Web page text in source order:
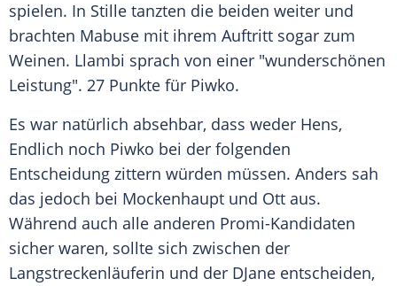
spielen. In Stille tanzten die beiden weiter und
brachten Mabuse mit ihrem Auftritt sogar zum
Weinen. Llambi sprach von einer "wunderschönen
Leistung". 27 Punkte für Piwko.
Es war natürlich absehbar, dass weder Hens,
Endlich noch Piwko bei der folgenden
Entscheidung zittern würden müssen. Anders sah
das jedoch bei Mockenhaupt und Ott aus.
Während auch alle anderen Promi-Kandidaten
sicher waren, sollte sich zwischen der
Langstreckenläuferin und der DJane entscheiden,